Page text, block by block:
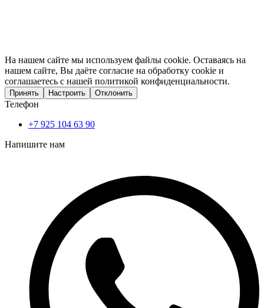
На нашем сайте мы используем файлы cookie. Оставаясь на
нашем сайте, Вы даёте согласие на обработку cookie и
соглашаетесь с нашей политикой конфиденциальности.
Принять Настроить Отклонить
Телефон
+7 925 104 63 90
Напишите нам